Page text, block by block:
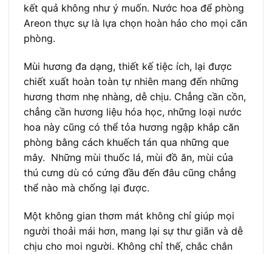
kết quả không như ý muốn. Nước hoa để phòng
Areon thực sự là lựa chọn hoàn hảo cho mọi căn
phòng.
Mùi hương đa dạng, thiết kế tiệc ích, lại được
chiết xuất hoàn toàn tự nhiên mang đến những
hương thơm nhẹ nhàng, dễ chịu. Chẳng cần cồn,
chẳng cần hương liệu hóa học, những loại nước
hoa này cũng có thể tỏa hương ngập khắp căn
phòng bằng cách khuếch tán qua những que
mây. Những mùi thuốc lá, mùi đồ ăn, mùi của
thú cưng dù có cứng đầu đến đâu cũng chẳng
thể nào mà chống lại được.
Một không gian thơm mát không chỉ giúp mọi
người thoải mái hơn, mang lại sự thư giãn và dễ
chịu cho moi người. Không chỉ thế, chắc chắn